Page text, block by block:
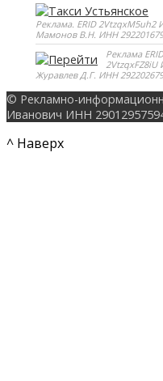
Реклама. ERID 2VtzqxM5uh2
Мамонов В.Н. ИНН
Реклама ERID
2VtzqxFZ8iU
Журавлев Д.Г. ИНН
© Рекламно-
Иванович ИНН
^ Наверх